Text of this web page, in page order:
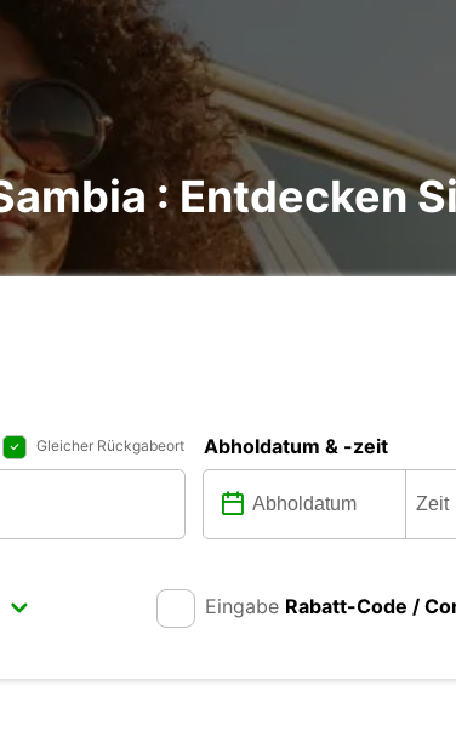
: Entdecken
Gleicher Rückgabeort Abholdatum & -zeit
Eingabe Rabatt-Code /